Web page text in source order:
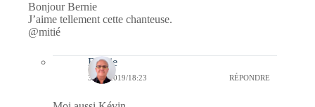
Bonjour Bernie
J’aime tellement cette chanteuse.
@mitié
Bernie
30/08/2019/18:23 RÉPONDRE